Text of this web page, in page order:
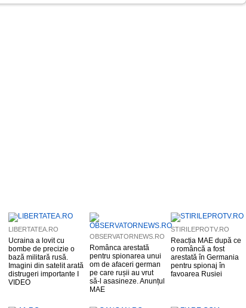
LIBERTATEA.RO
Ucraina a lovit cu
bombe de precizie o
bază militară rusă.
Imagini din satelit arată
distrugeri importante I
VIDEO
OBSERVATORNEWS.RO
Românca arestată
pentru spionarea unui
om de afaceri german
pe care rușii au vrut
să-l asasineze. Anunțul
MAE
STIRILEPROTV.RO
Reacția MAE după ce
o româncă a fost
arestată în Germania
pentru spionaj în
favoarea Rusiei